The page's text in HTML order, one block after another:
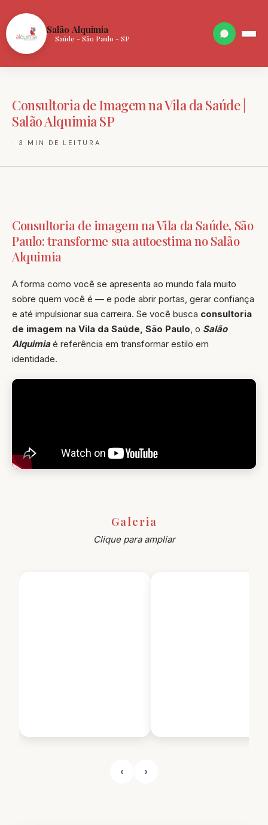
Salão Alquimia
Saúde - São Paulo - SP
Consultoria de Imagem na Vila da Saúde |
Salão Alquimia SP
· 3 MIN DE LEITURA
Consultoria de imagem na Vila da Saúde, São
Paulo: transforme sua autoestima no Salão
Alquimia
A forma como você se apresenta ao mundo fala muito
sobre quem você é — e pode abrir portas, gerar confiança
e até impulsionar sua carreira. Se você busca consultoria
de imagem na Vila da Saúde, São Paulo, o Salão
Alquimiaé referência em transformar estilo em
identidade.
Galeria
Clique para ampliar
‹ ›